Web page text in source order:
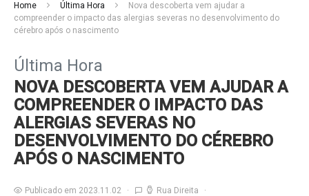
Home Última Hora
Nova descoberta vem ajudar a
compreender o impacto das alergias severas no desenvolvimento do
cérebro após o nascimento
Última Hora
NOVA DESCOBERTA VEM AJUDAR A
COMPREENDER O IMPACTO DAS
ALERGIAS SEVERAS NO
DESENVOLVIMENTO DO CÉREBRO
APÓS O NASCIMENTO
Publicado em 2023.11.02 Rua Direita